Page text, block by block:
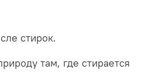
стирок.
там, где стирается